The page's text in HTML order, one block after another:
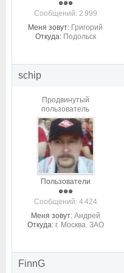
Cообщений: 2 999
Меня зовут: Григорий
Откуда: Подольск
schip
Продвинутый
пользователь
Пользователи
Cообщений: 4 424
Меня зовут: Андрей
Откуда: г. Москва. ЗАО
FinnG